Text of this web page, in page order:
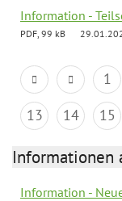
Information -
PDF, 99 kB
1
13
14 15
Informationen
Information -